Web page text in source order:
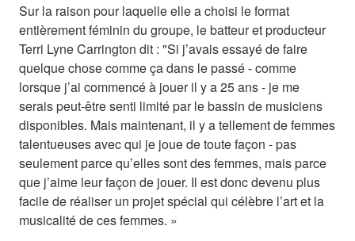
Sur la raison pour laquelle elle a choisi le format
entièrement féminin du groupe, le batteur et producteur
Terri Lyne Carrington dit : "Si j’avais essayé de faire
quelque chose comme ça dans le passé - comme
lorsque j’ai commencé à jouer il y a 25 ans - je me
serais peut-être senti limité par le bassin de musiciens
disponibles. Mais maintenant, il y a tellement de femmes
talentueuses avec qui je joue de toute façon - pas
seulement parce qu’elles sont des femmes, mais parce
que j’aime leur façon de jouer. Il est donc devenu plus
facile de réaliser un projet spécial qui célèbre l’art et la
musicalité de ces femmes. »